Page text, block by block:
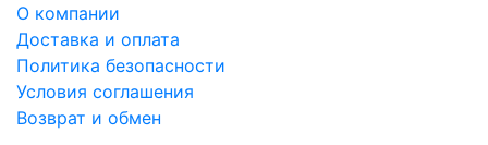
О компании
Доставка и оплата
Политика безопасности
Условия соглашения
Возврат и обмен